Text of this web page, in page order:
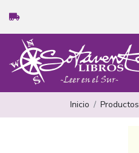
Inicio Productos